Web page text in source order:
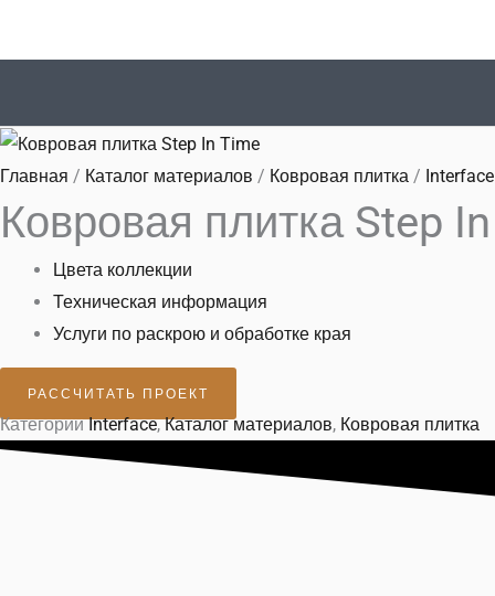
Главная / Каталог материалов / Ковровая плитка / Interface
Ковровая плитка Step
Цвета коллекции
Техническая информация
Услуги по раскрою и обработке края
РАССЧИТАТЬ ПРОЕКТ
Категории Interface,Каталог материалов, Ковровая плитка